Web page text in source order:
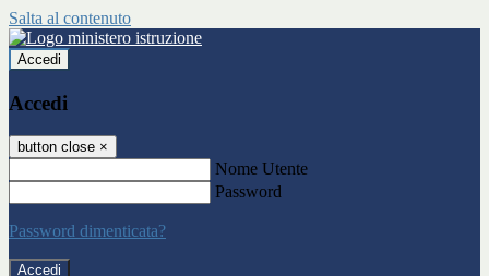
Salta al contenuto
Accedi
Accedi
button close ×
Nome Utente
Password
Password dimenticata?